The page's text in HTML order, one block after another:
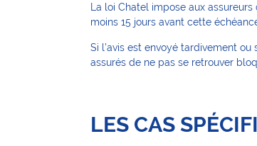
La loi Chatel impose aux
moins 15 jours avant cette
Si l’avis est envoyé tardivement
assurés de ne pas se retrouver
LES CAS